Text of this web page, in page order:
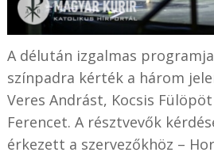
A délután izgalmas
színpadra kérték a három
Veres Andrást, Kocsis
Ferencet. A résztvevők
érkezett a szervezőkhöz –